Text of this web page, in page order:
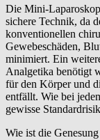
Die Mini-
sichere Technik, da
konventionellen
Gewebeschäden,
minimiert. Ein
Analgetika benötigt
für den Körper und
entfällt. Wie bei
gewisse
Wie ist die